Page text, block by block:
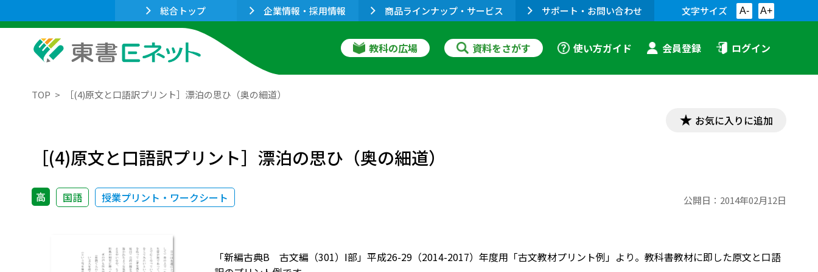
総合トップ 企業情報・採用情報 商品ラインナップ・サービス サポート・お問い合わせ 文字サイズ A- A+
教科の広場 資料をさがす 使い方ガイド 会員登録 ログイン
TOP ［(4)原文と口語訳プリント］漂泊の思ひ（奥の細道）
お気に入りに追加
［(4)原文と口語訳プリント］漂泊の思ひ（奥の細道）
高 国語 授業プリント・ワークシート 公開日： 2014年02月12日
「新編古典B 古文編（301）Ⅰ部」平成26-29（2014-2017）年度用「古文教材プリント例」より。教科書教材に即した原文と口語